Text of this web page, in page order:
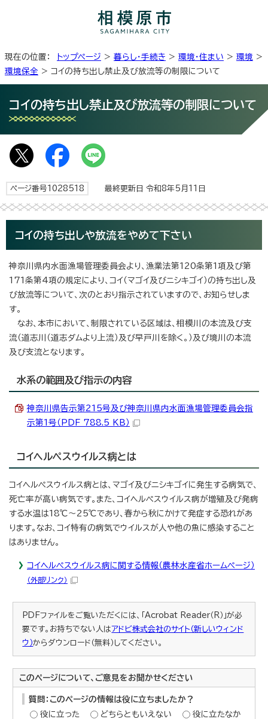
現在の位置： トップページ > 暮らし・手続き > 環境・住まい > 環境 >
環境保全 > コイの持ち出し禁止及び放流等の制限について
コイの持ち出し禁止及び放流等の制限について
ページ番号1028518 最終更新日 令和8年5月11日
コイの持ち出しや放流をやめて下さい
神奈川県内水面漁場管理委員会より、漁業法第120条第1項及び第
171条第4項の規定により、コイ（マゴイ及びニシキゴイ）の持ち出し及
び放流等について、次のとおり指示されていますので、お知らせしま
す。
なお、本市において、制限されている区域は、相模川の本流及び支
流（道志川（道志ダムより上流）及び早戸川を除く。）及び境川の本流
及び支流となります。
水系の範囲及び指示の内容
神奈川県告示第215号及び神奈川県内水面漁場管理委員会指
示第1号（PDF 788.5 KB）
コイヘルペスウイルス病とは
コイヘルペスウイルス病とは、マゴイ及びニシキゴイに発生する病気で、
死亡率が高い病気です。また、コイヘルペスウイルス病が増殖及び発病
する水温は18℃～25℃であり、春から秋にかけて発症する恐れがあ
ります。なお、コイ特有の病気でウイルスが人や他の魚に感染すること
はありません。
コイヘルペスウイルス病に関する情報（農林水産省ホームページ）
（外部リンク）
PDFファイルをご覧いただくには、「Acrobat Reader（R）」が必
要です。お持ちでない人はアドビ株式会社のサイト（新しいウィンド
ウ）からダウンロード（無料）してください。
このページについて、ご意見をお聞かせください
質問：このページの情報は役に立ちましたか？
役に立った
どちらともいえない
役に立たなか